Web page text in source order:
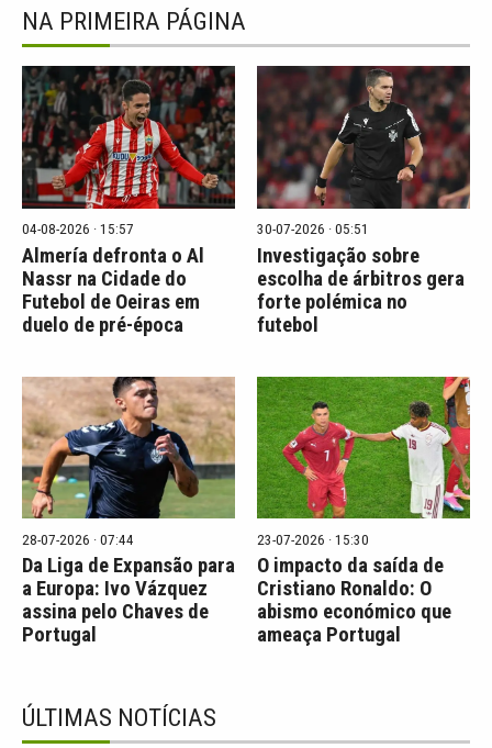
NA PRIMEIRA PÁGINA
04-08-2026 · 15:57
Almería defronta o Al
Nassr na Cidade do
Futebol de Oeiras em
duelo de pré-época
30-07-2026 · 05:51
Investigação sobre
escolha de árbitros gera
forte polémica no
futebol
28-07-2026 · 07:44
Da Liga de Expansão para
a Europa: Ivo Vázquez
assina pelo Chaves de
Portugal
23-07-2026 · 15:30
O impacto da saída de
Cristiano Ronaldo: O
abismo económico que
ameaça Portugal
ÚLTIMAS NOTÍCIAS